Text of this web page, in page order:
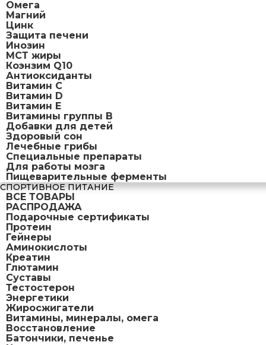
Омега
Магний
Цинк
Защита печени
Инозин
МСТ жиры
Коэнзим Q10
Антиоксиданты
Витамин С
Витамин D
Витамин Е
Витамины группы B
Добавки для детей
Здоровый сон
Лечебные грибы
Специальные препараты
Для работы мозга
Пищеварительные ферменты
СПОРТИВНОЕ ПИТАНИЕ
ВСЕ ТОВАРЫ
РАСПРОДАЖА
Подарочные сертификаты
Протеин
Гейнеры
Аминокислоты
Креатин
Глютамин
Суставы
Тестостерон
Энергетики
Жиросжигатели
Витамины, минералы, омега
Восстановление
Батончики, печенье